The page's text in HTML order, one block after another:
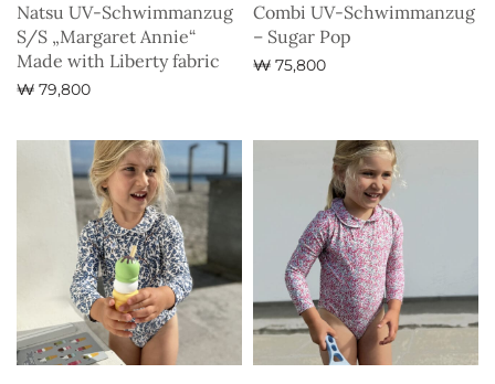
Natsu UV-Schwimmanzug
S/S „Margaret Annie“
Made with Liberty fabric
₩ 79,800
Combi UV-Schwimmanzug
– Sugar Pop
₩ 75,800